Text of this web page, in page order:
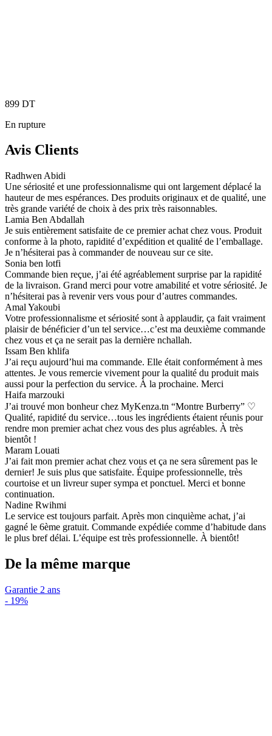
899 DT
En rupture
Avis Clients
Radhwen Abidi
Une sériosité et une professionnalisme qui ont largement déplacé la
hauteur de mes espérances. Des produits originaux et de qualité, une
très grande variété de choix à des prix très raisonnables.
Lamia Ben Abdallah
Je suis entièrement satisfaite de ce premier achat chez vous. Produit
conforme à la photo, rapidité d’expédition et qualité de l’emballage.
Je n’hésiterai pas à commander de nouveau sur ce site.
Sonia ben lotfi
Commande bien reçue, j’ai été agréablement surprise par la rapidité
de la livraison. Grand merci pour votre amabilité et votre sériosité. Je
n’hésiterai pas à revenir vers vous pour d’autres commandes.
Amal Yakoubi
Votre professionnalisme et sériosité sont à applaudir, ça fait vraiment
plaisir de bénéficier d’un tel service…c’est ma deuxième commande
chez vous et ça ne serait pas la dernière nchallah.
Issam Ben khlifa
J’ai reçu aujourd’hui ma commande. Elle était conformément à mes
attentes. Je vous remercie vivement pour la qualité du produit mais
aussi pour la perfection du service. À la prochaine. Merci
Haifa marzouki
J’ai trouvé mon bonheur chez MyKenza.tn “Montre Burberry” ♡
Qualité, rapidité du service…tous les ingrédients étaient réunis pour
rendre mon premier achat chez vous des plus agréables. À très
bientôt !
Maram Louati
J’ai fait mon premier achat chez vous et ça ne sera sûrement pas le
dernier! Je suis plus que satisfaite. Équipe professionnelle, très
courtoise et un livreur super sympa et ponctuel. Merci et bonne
continuation.
Nadine Rwihmi
Le service est toujours parfait. Après mon cinquième achat, j’ai
gagné le 6ème gratuit. Commande expédiée comme d’habitude dans
le plus bref délai. L’équipe est très professionnelle. À bientôt!
De la même marque
Garantie 2 ans
- 19%